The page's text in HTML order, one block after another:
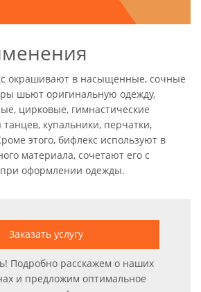
окрашивают в насыщенные, сочные
шьют оригинальную одежду,
цирковые, гимнастические
купальники, перчатки,
этого, бифлекс используют в
материала, сочетают его с
оформлении одежды.
Заказать услугу
Подробно расскажем о наших
и предложим оптимальное